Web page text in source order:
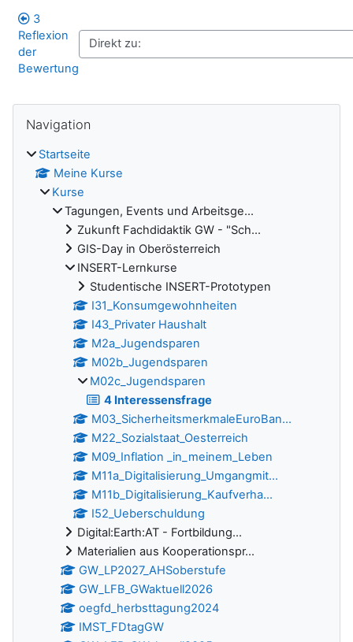
3
Reflexion
der
Bewertung
Blöcke
Navigation
Startseite
Meine Kurse
Kurse
Tagungen, Events und Arbeitsge...
Zukunft Fachdidaktik GW - "Sch...
GIS-Day in Oberösterreich
INSERT-Lernkurse
Studentische INSERT-Prototypen
I31_Konsumgewohnheiten
I43_Privater Haushalt
M2a_Jugendsparen
M02b_Jugendsparen
M02c_Jugendsparen
4 Interessensfrage
M03_SicherheitsmerkmaleEuroBan...
M22_Sozialstaat_Oesterreich
M09_Inflation _in_meinem_Leben
M11a_Digitalisierung_Umgangmit...
M11b_Digitalisierung_Kaufverha...
I52_Ueberschuldung
Digital:Earth:AT - Fortbildung...
Materialien aus Kooperationspr...
GW_LP2027_AHSoberstufe
GW_LFB_GWaktuell2026
oegfd_herbsttagung2024
IMST_FDtagGW